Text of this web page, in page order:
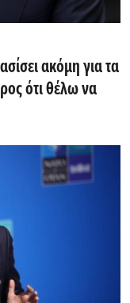
ακόμη για τα
ότι θέλω να